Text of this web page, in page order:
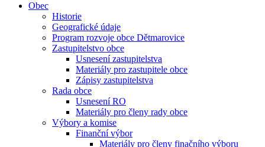
Obec
Historie
Geografické údaje
Program rozvoje obce Dětmarovice
Zastupitelstvo obce
Usnesení zastupitelstva
Materiály pro zastupitele obce
Zápisy zastupitelstva
Rada obce
Usnesení RO
Materiály pro členy rady obce
Výbory a komise
Finanční výbor
Materiály pro členy finačního výboru